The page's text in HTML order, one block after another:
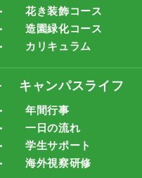
花き装飾コース
造園緑化コース
カリキュラム
キャンパスライフ
年間行事
一日の流れ
学生サポート
海外視察研修